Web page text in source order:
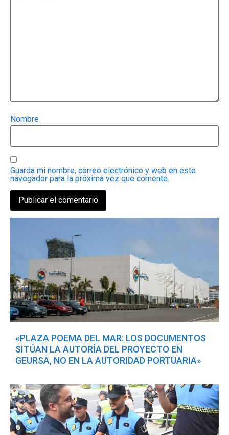
Nombre
Guarda mi nombre, correo electrónico y web en este
navegador para la próxima vez que comente.
«PLAZA POEMA DEL MAR: LOS DOCUMENTOS
SITÚAN LA AUTORÍA DEL PROYECTO EN
GEURSA, NO EN LA AUTORIDAD PORTUARIA»